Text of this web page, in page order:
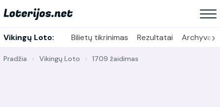
Vikingų Loto: Bilietų tikrinimas Rezultatai Archyvas
›
Pradžia Vikingų Loto 1709 žaidimas